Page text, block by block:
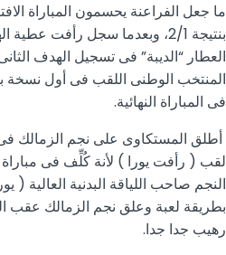
ما جعل الفراعنة يحسمون المباراة
بنتيجة 2/1، وبعدما سجل رأفت
العطار “الديبة” فى تسجيل الهدف
المنتخب الوطنى اللقب فى أول نسخة
فى المباراة النهائية.
أطلق المستكاوى على نجم الزمالك
لقب ( رأفت يورا ) لأنة كُلِّف فى
النجم صاحب اللياقة البدنية العالية (
بطريقة لعبة وعلق نجم الزمالك عقب
رهيب جدا جدا.